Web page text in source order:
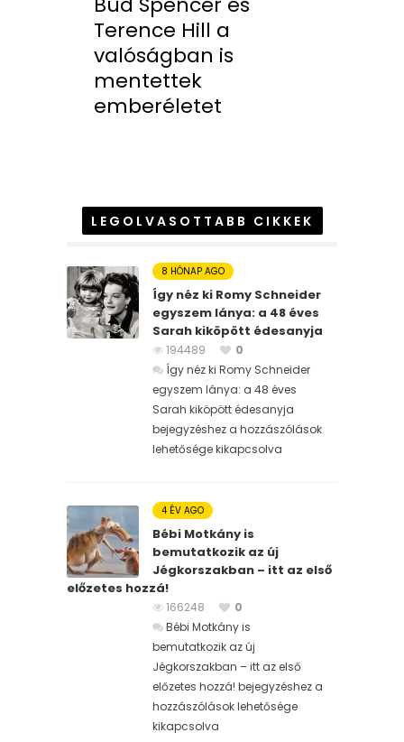
Terence Hill a
valóságban is
mentettek
emberéletet
LEGOLVASOTTABB CIKKEK
8 HÓNAP AGO
Így néz ki Romy Schneider
egyszem lánya: a 48 éves
Sarah kiköpött édesanyja
194489
0
Így néz ki Romy Schneider
egyszem lánya: a 48 éves
Sarah kiköpött édesanyja
bejegyzéshez a hozzászólások
lehetősége kikapcsolva
4 ÉV AGO
Bébi Motkány is
bemutatkozik az új
Jégkorszakban – itt az első
előzetes hozzá!
166248
0
Bébi Motkány is
bemutatkozik az új
Jégkorszakban – itt az első
előzetes hozzá! bejegyzéshez a
hozzászólások lehetősége
kikapcsolva